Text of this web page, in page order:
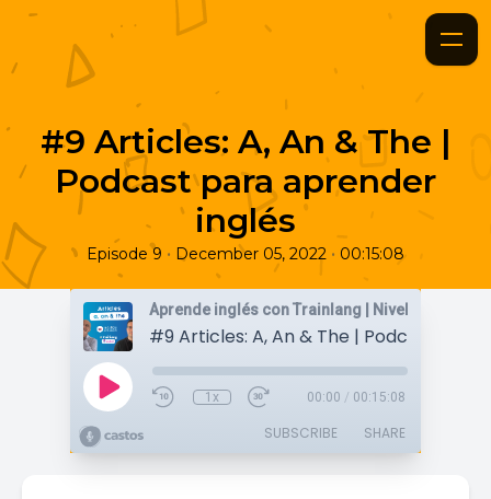
#9 Articles: A, An & The |
Podcast para aprender
inglés
Episode 9 • December 05, 2022 • 00:15:08
1x 00:00 / 00:15:08
SUBSCRIBE SHARE